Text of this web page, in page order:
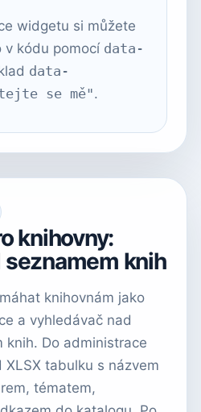
widgetu si můžete
v kódu pomocí data-
data-
se mě".
knihovny:
knih
knihovnám jako
a vyhledávač nad
knih. Do administrace
tabulku s názvem
tématem,